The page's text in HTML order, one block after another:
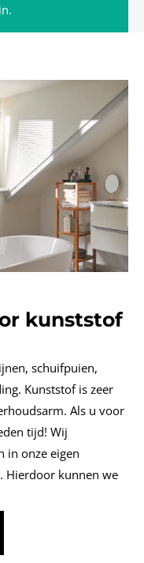
kunststof
schuifpuien,
Kunststof is zeer
Als u voor
tijd! Wij
in onze eigen
Hierdoor kunnen we